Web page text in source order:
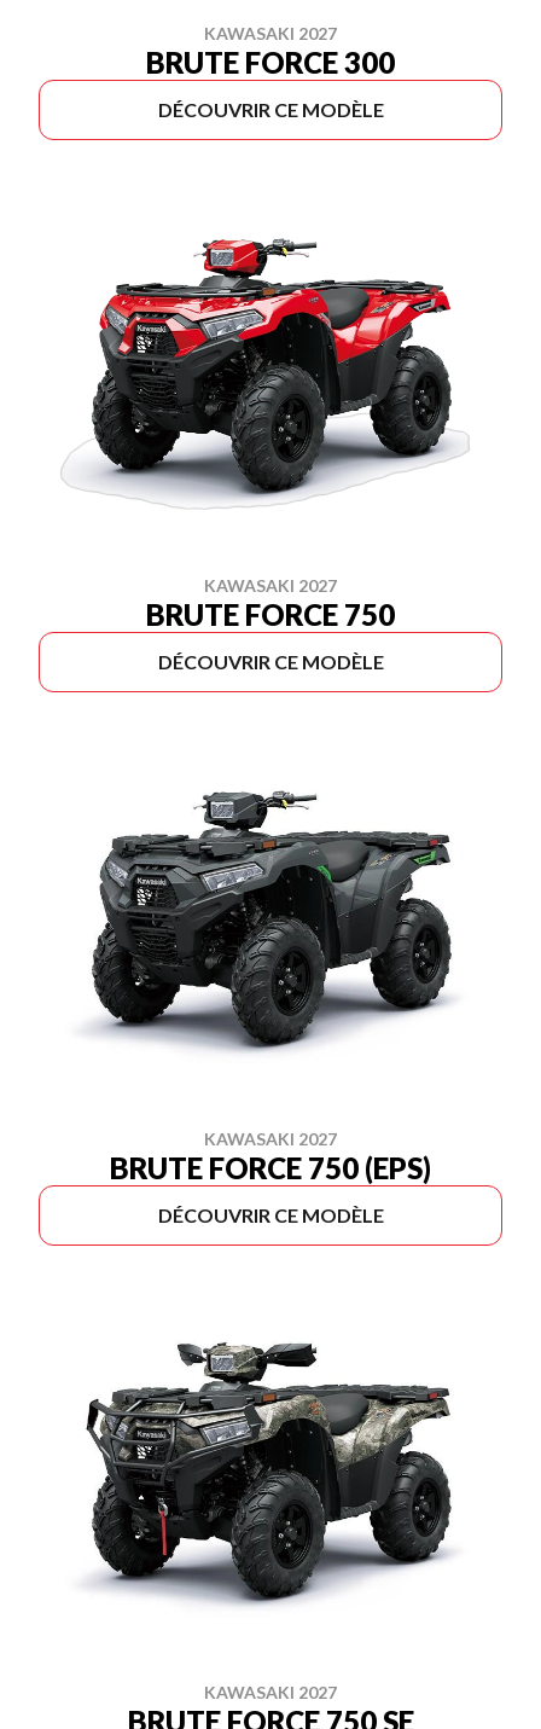
KAWASAKI 2027
BRUTE FORCE 300
DÉCOUVRIR CE MODÈLE
KAWASAKI 2027
BRUTE FORCE 750
DÉCOUVRIR CE MODÈLE
KAWASAKI 2027
BRUTE FORCE 750 (EPS)
DÉCOUVRIR CE MODÈLE
KAWASAKI 2027
BRUTE FORCE 750 SE